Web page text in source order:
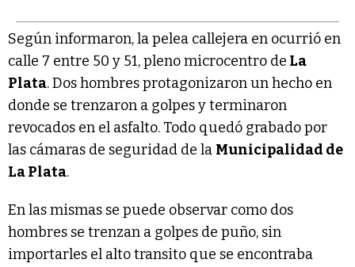
Según informaron, la pelea callejera en ocurrió en
calle 7 entre 50 y 51, pleno microcentro de La
Plata. Dos hombres protagonizaron un hecho en
donde se trenzaron a golpes y terminaron
revocados en el asfalto. Todo quedó grabado por
las cámaras de seguridad de la Municipalidad de
La Plata.
En las mismas se puede observar como dos
hombres se trenzan a golpes de puño, sin
importarles el alto transito que se encontraba